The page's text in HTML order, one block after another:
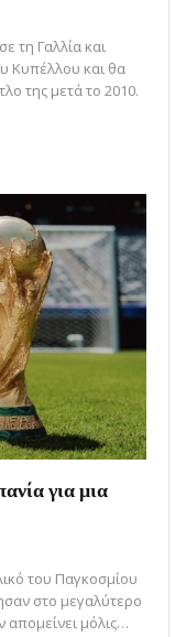
τη Γαλλία και
Κυπέλλου και θα
της μετά το 2010.
για μια
του Παγκοσμίου
στο μεγαλύτερο
απομείνει μόλις…